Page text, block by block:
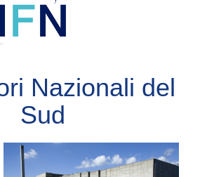
Nazionali del
Sud